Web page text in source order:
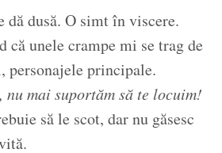
dă dusă. O simt în viscere.
că unele crampe mi se trag de
personajele principale.
nu mai suportăm să te locuim!
să le scot, dar nu găsesc